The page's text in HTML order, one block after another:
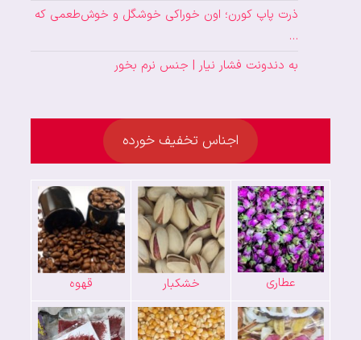
ذرت پاپ کورن؛ اون خوراکی خوشگل و خوش‌طعمی که
…
به دندونت فشار نیار | جنس نرم بخور
اجناس تخفیف خورده
عطاری خشکبار قهوه